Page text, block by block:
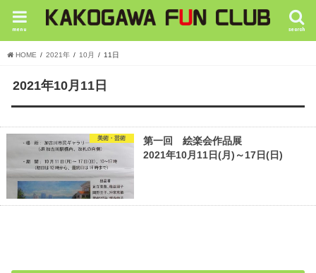
search
menu
HOME 2021年 10月 11日
2021年10月11日
美術・芸術
第一回 絵楽会作品展
2021年10月11日(月)～17日(日)